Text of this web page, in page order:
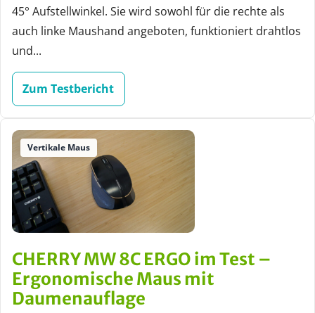
45° Aufstellwinkel. Sie wird sowohl für die rechte als
auch linke Maushand angeboten, funktioniert drahtlos
und...
Zum Testbericht
Vertikale Maus
CHERRY MW 8C ERGO im Test –
Ergonomische Maus mit
Daumenauflage